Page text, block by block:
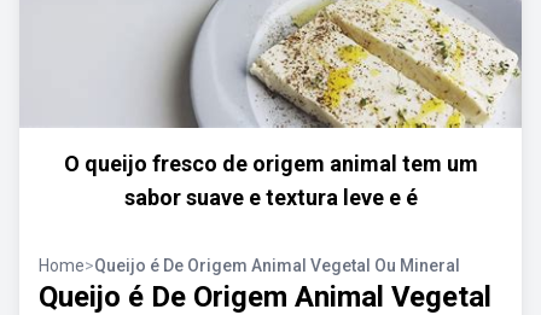
O queijo fresco de origem animal tem um
sabor suave e textura leve e é
Home>Queijo é De Origem Animal Vegetal Ou Mineral
Queijo é De Origem Animal Vegetal